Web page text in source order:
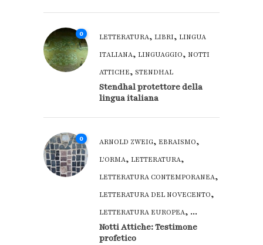
0 LETTERATURA, LIBRI, LINGUA
ITALIANA, LINGUAGGIO, NOTTI
ATTICHE, STENDHAL
Stendhal protettore della
lingua italiana
0 ARNOLD ZWEIG, EBRAISMO,
L'ORMA, LETTERATURA,
LETTERATURA CONTEMPORANEA,
LETTERATURA DEL NOVECENTO,
LETTERATURA EUROPEA, ...
Notti Attiche: Testimone
profetico